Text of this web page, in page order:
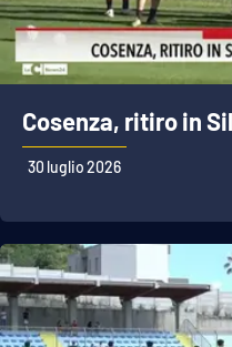
Cosenza, ritiro in
30 luglio 2026